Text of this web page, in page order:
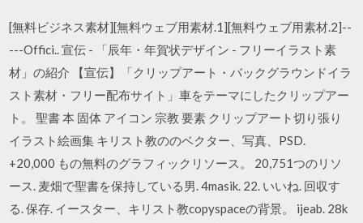
[無料ビジネス素材][無料ウェブ用素材.1][無料ウェブ用素材.2]--
---Offici.. 宣伝 - 「辰年・年賀状デザイン - フリーイラスト素
材」の紹介 【宣伝】「クリップアート・バックグラウンドイラ
スト素材・フリー配布サイト」車をテーマにしたクリップアー
ト。 聖書 本 固体 アイコン 宗教 要素 クリップアート切り張り
イラスト絵画集 キリスト教ののベクター、写真、PSD.
+20,000 もの無料のグラフィックリソース。 20,751つのリソ
ース. 麦畑で聖書を保持している男. 4masik. 22. いいね. 回収す
る. 保存. イースター、キリスト教copyspaceの背景。 ijeab. 28k